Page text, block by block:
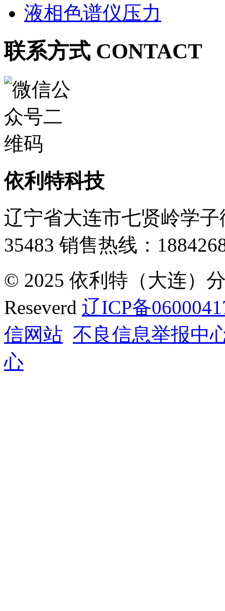
液相色谱仪压力
联系方式 CONTACT
依利特科技
辽宁省大连市七贤岭学子
35483 销售热线：
© 2025 依利特（大连）
Reseverd 辽ICP备
信网站 不良信息举报中
心